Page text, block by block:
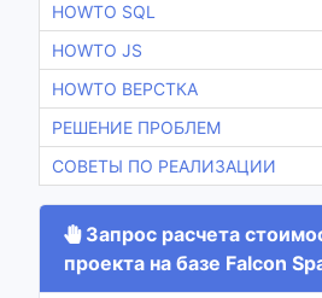
HOWTO SQL
HOWTO JS
HOWTO ВЕРСТКА
РЕШЕНИЕ ПРОБЛЕМ
СОВЕТЫ ПО РЕАЛИЗАЦИИ
Запрос расчета
проекта на базе Falcon